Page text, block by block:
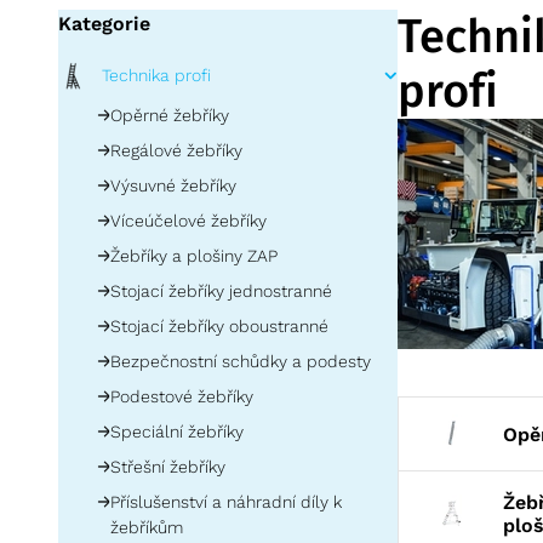
Kategorie
Technika profi
Opěrné žebříky
Regálové žebříky
Výsuvné žebříky
Víceúčelové žebříky
Žebříky a plošiny ZAP
Stojací žebříky jednostranné
Stojací žebříky oboustranné
Bezpečnostní schůdky a podesty
Podestové žebříky
Speciální žebříky
Střešní žebříky
Příslušenství a náhradní díly k
žebříkům
profi
Technika pro
nároky.
produkty v této
Jakou
schůdky,
Hledáte
využijí je
žebříky, z nichž
Kvalitníopěrné
pro různá
více informací